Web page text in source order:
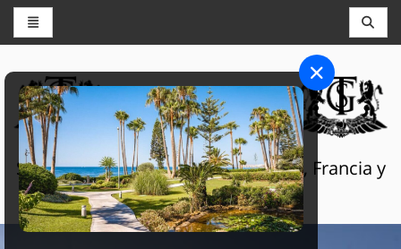
CONSERJERÍA Y RESERVAS
THE GRAND SELECTION
Servicios turísticos de lujo en Suiza, Francia y
España